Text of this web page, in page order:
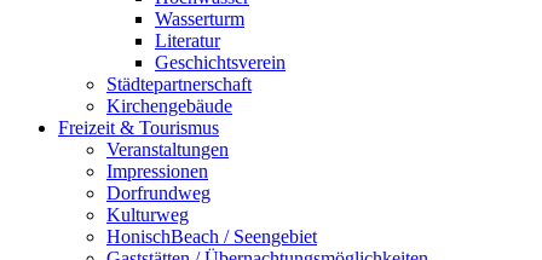
Wasserturm
Literatur
Geschichtsverein
Städtepartnerschaft
Kirchengebäude
Freizeit & Tourismus
Veranstaltungen
Impressionen
Dorfrundweg
Kulturweg
HonischBeach / Seengebiet